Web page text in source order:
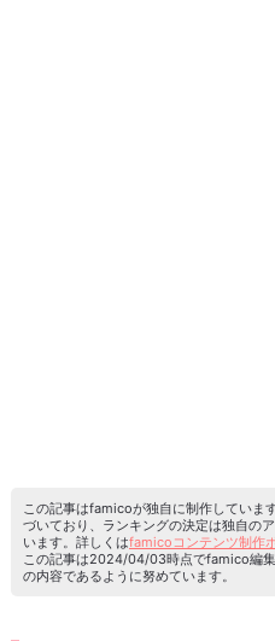
この記事はfamicoが独自に制作していま
づいており、ランキングの決定は独自の
います。詳しくはfamicoコンテンツ制作
この記事は2024/04/03時点でfamico編
の内容であるように努めています。